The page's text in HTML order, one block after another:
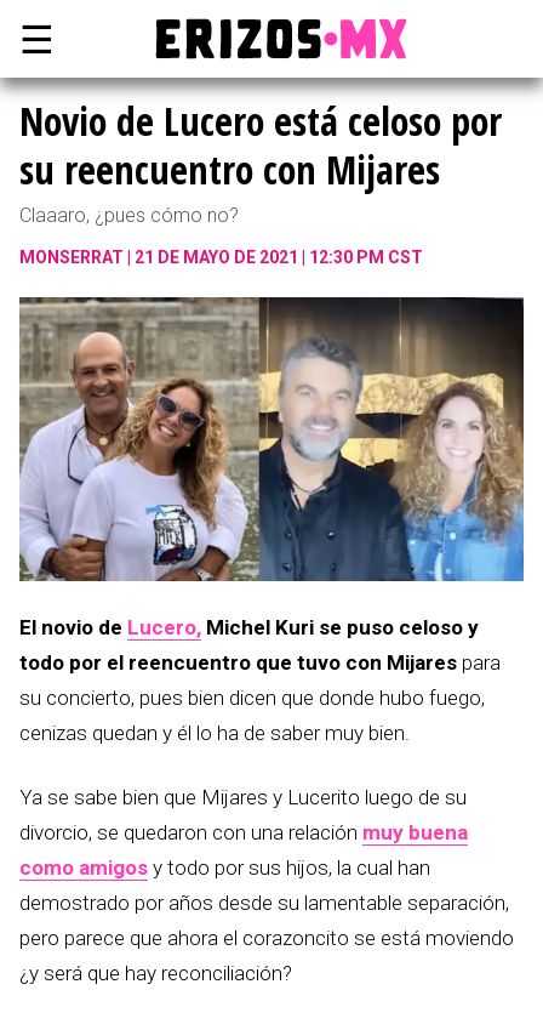
☰
Novio de Lucero está celoso por
su reencuentro con Mijares
Claaaro, ¿pues cómo no?
MONSERRAT 21 DE MAYO DE 2021 | 12:30 PM CST
El novio de Lucero, Michel Kuri se puso celoso y
todo por el reencuentro que tuvo con Mijares para
su concierto, pues bien dicen que donde hubo fuego,
cenizas quedan y él lo ha de saber muy bien.
Ya se sabe bien que Mijares y Lucerito luego de su
divorcio, se quedaron con una relación muy buena
como amigos y todo por sus hijos, la cual han
demostrado por años desde su lamentable separación,
pero parece que ahora el corazoncito se está moviendo
¿y será que hay reconciliación?